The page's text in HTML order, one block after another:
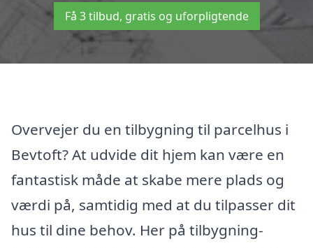
Få 3 tilbud, gratis og uforpligtende
Overvejer du en tilbygning til parcelhus i
Bevtoft? At udvide dit hjem kan være en
fantastisk måde at skabe mere plads og
værdi på, samtidig med at du tilpasser dit
hus til dine behov. Her på tilbygning-